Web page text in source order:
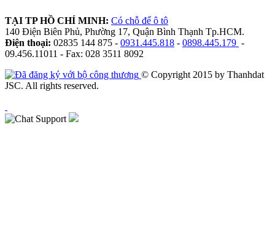
TẠI TP HỒ CHÍ MINH: Có chỗ để ô tô
140 Điện Biên Phủ, Phường 17, Quận Bình Thạnh Tp.HCM.
Điện thoại: 02835 144 875 - 0931.445.818 - 0898.445.179 -
09.456.11011 - Fax: 028 3511 8092
© Copyright 2015 by Thanhdat
JSC. All rights reserved.